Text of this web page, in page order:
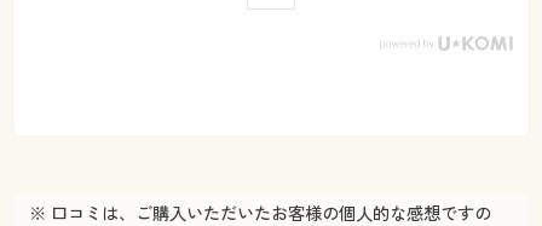
※ 口コミは、ご購入いただいたお客様の個人的な感想ですの